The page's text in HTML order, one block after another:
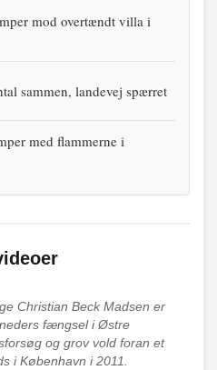
mod overtændt villa i
sammen, landevej spærret
med flammerne i
Christian Beck Madsen er
fængsel i Østre
og grov vold foran et
i København i 2011.